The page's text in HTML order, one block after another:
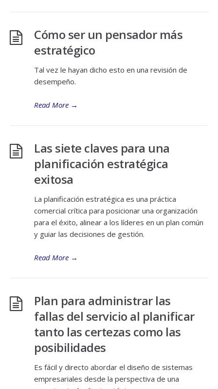
Cómo ser un pensador más
estratégico
Tal vez le hayan dicho esto en una revisión de
desempeño.
Read More →
Las siete claves para una
planificación estratégica
exitosa
La planificación estratégica es una práctica
comercial crítica para posicionar una organización
para el éxito, alinear a los líderes en un plan común
y guiar las decisiones de gestión.
Read More →
Plan para administrar las
fallas del servicio al planificar
tanto las certezas como las
posibilidades
Es fácil y directo abordar el diseño de sistemas
empresariales desde la perspectiva de una